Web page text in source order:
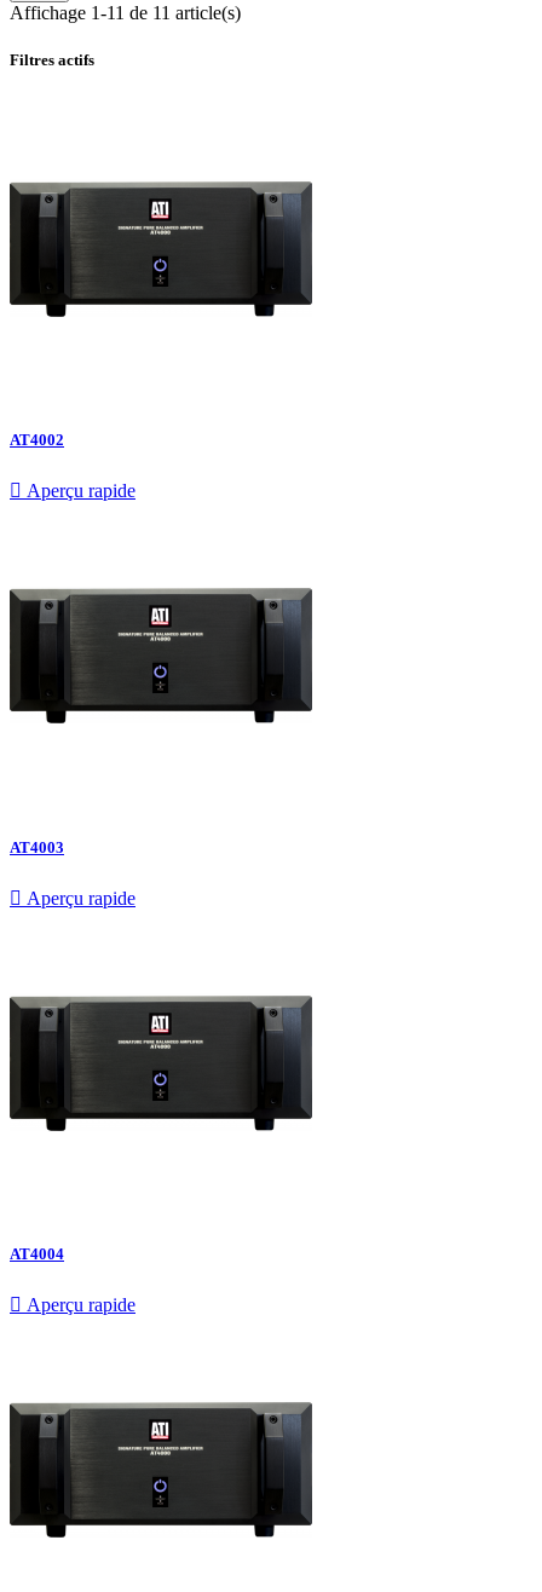
Affichage 1-11 de 11 article(s)
Filtres actifs
AT4002
 Aperçu rapide
AT4003
 Aperçu rapide
AT4004
 Aperçu rapide